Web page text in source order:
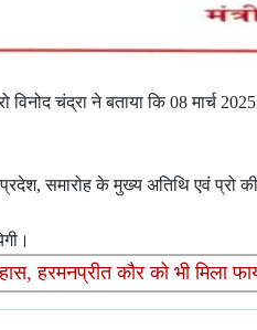
चंद्रा ने बताया कि 08 मार्च 2025
समारोह के मुख्य अतिथि एवं प्रो
हरमनप्रीत कौर को भी मिला